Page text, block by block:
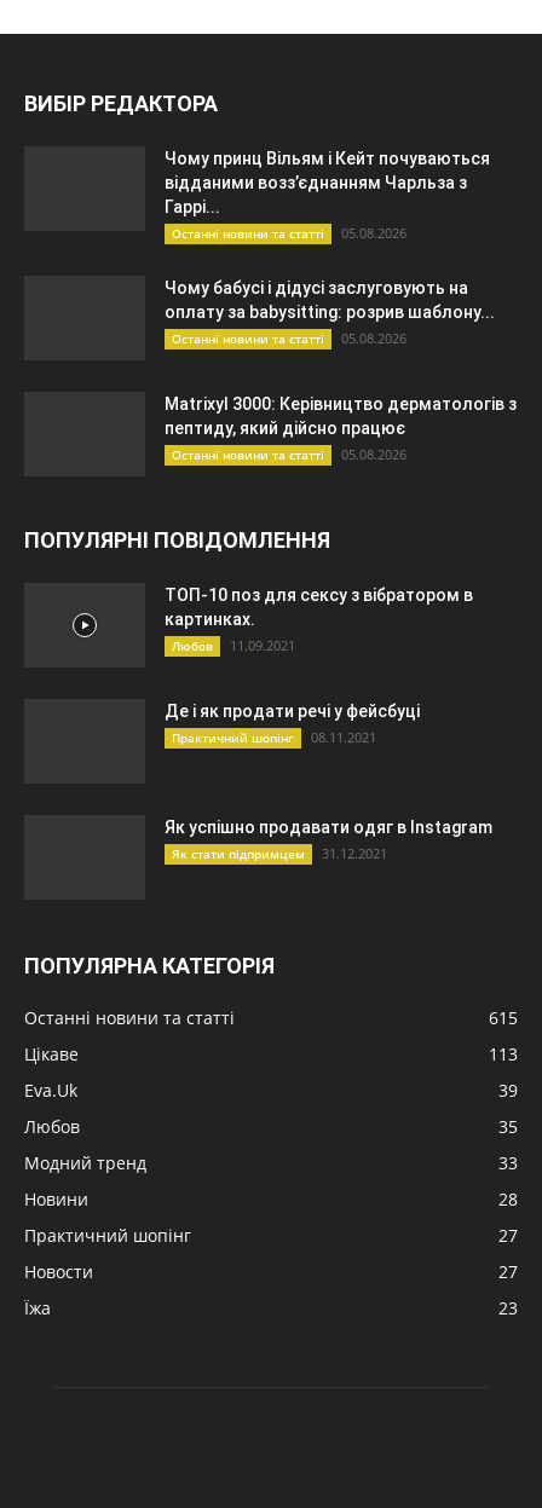
ВИБІР РЕДАКТОРА
Чому принц Вільям і Кейт почуваються
відданими возз’єднанням Чарльза з
Гаррі...
Останні новини та статті 05.08.2026
Чому бабусі і дідусі заслуговують на
оплату за babysitting: розрив шаблону...
Останні новини та статті 05.08.2026
Matrixyl 3000: Керівництво дерматологів з
пептиду, який дійсно працює
Останні новини та статті 05.08.2026
ПОПУЛЯРНІ ПОВІДОМЛЕННЯ
ТОП-10 поз для сексу з вібратором в
картинках.
Любов 11.09.2021
Де і як продати речі у фейсбуці
Практичний шопінг 08.11.2021
Як успішно продавати одяг в Instagram
Як стати підпримцем 31.12.2021
ПОПУЛЯРНА КАТЕГОРІЯ
Останні новини та статті
615
Цікаве
113
Eva.Uk
39
Любов
35
Модний тренд
33
Новини
28
Практичний шопінг
27
Новости
27
Їжа
23